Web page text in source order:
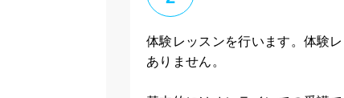
体験レッスンを行います。体験
ありません。